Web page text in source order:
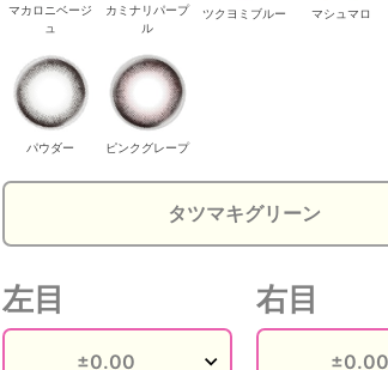
こっぺぱん こっぺぱん
マカロニベージ
ュ
カミナリパープ
ル
ツクヨミブルー マシュマロ
パウダー ピンクグレープ
左目 右目